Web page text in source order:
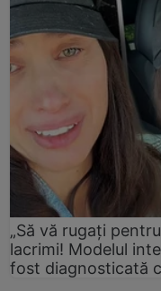
„Să vă rugați
lacrimi! Modelul
fost diagnosticată